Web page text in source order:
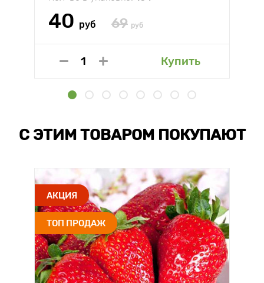
40 руб 69 руб
Купить
С ЭТИМ ТОВАРОМ ПОКУПАЮТ
АКЦИЯ
ТОП ПРОДАЖ